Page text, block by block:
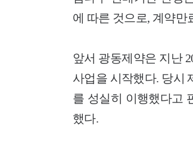
에 따른 것으로, 계약만
앞서 광동제약은 지난
사업을 시작했다. 당시
를 성실히 이행했다고
했다.